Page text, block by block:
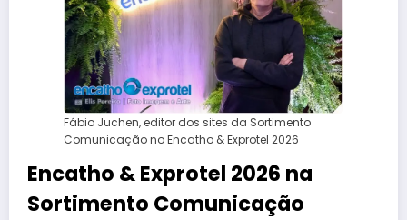
Fábio Juchen, editor dos sites da Sortimento
Comunicação no Encatho & Exprotel 2026
Encatho & Exprotel 2026 na
Sortimento Comunicação